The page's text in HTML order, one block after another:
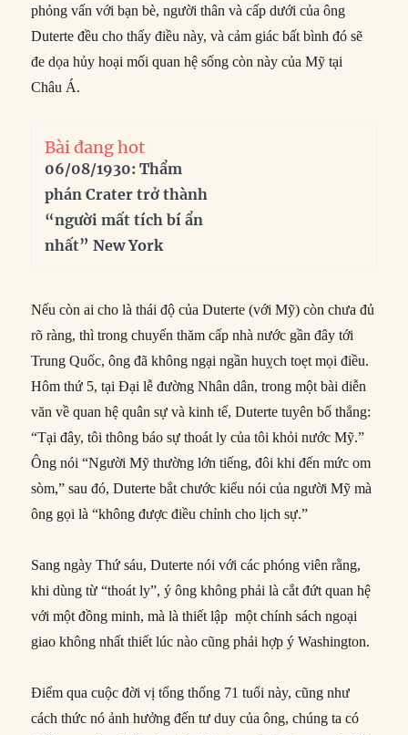
phỏng vấn với bạn bè, người thân và cấp dưới của ông
Duterte đều cho thấy điều này, và cảm giác bất bình đó sẽ
đe dọa hủy hoại mối quan hệ sống còn này của Mỹ tại
Châu Á.
Bài đang hot
06/08/1930: Thẩm
phán Crater trở thành
“người mất tích bí ẩn
nhất” New York
Nếu còn ai cho là thái độ của Duterte (với Mỹ) còn chưa đủ
rõ ràng, thì trong chuyến thăm cấp nhà nước gần đây tới
Trung Quốc, ông đã không ngại ngần huỵch toẹt mọi điều.
Hôm thứ 5, tại Đại lễ đường Nhân dân, trong một bài diễn
văn về quan hệ quân sự và kinh tế, Duterte tuyên bố thẳng:
“Tại đây, tôi thông báo sự thoát ly của tôi khỏi nước Mỹ.”
Ông nói “Người Mỹ thường lớn tiếng, đôi khi đến mức om
sòm,” sau đó, Duterte bắt chước kiểu nói của người Mỹ mà
ông gọi là “không được điều chỉnh cho lịch sự.”
Sang ngày Thứ sáu, Duterte nói với các phóng viên rằng,
khi dùng từ “thoát ly”, ý ông không phải là cắt đứt quan hệ
với một đồng minh, mà là thiết lập một chính sách ngoại
giao không nhất thiết lúc nào cũng phải hợp ý Washington.
Điểm qua cuộc đời vị tổng thống 71 tuổi này, cũng như
cách thức nó ảnh hưởng đến tư duy của ông, chúng ta có